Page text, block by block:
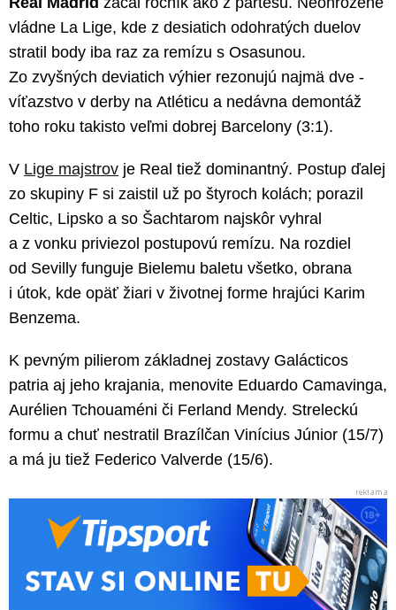
vládne La Lige, kde z desiatich odohratých duelov
stratil body iba raz za remízu s Osasunou.
Zo zvyšných deviatich výhier rezonujú najmä dve -
víťazstvo v derby na Atléticu a nedávna demontáž
toho roku takisto veľmi dobrej Barcelony (3:1).
V Lige majstrov je Real tiež dominantný. Postup ďalej
zo skupiny F si zaistil už po štyroch kolách; porazil
Celtic, Lipsko a so Šachtarom najskôr vyhral
a z vonku priviezol postupovú remízu. Na rozdiel
od Sevilly funguje Bielemu baletu všetko, obrana
i útok, kde opäť žiari v životnej forme hrajúci Karim
Benzema.
K pevným pilierom základnej zostavy Galácticos
patria aj jeho krajania, menovite Eduardo Camavinga,
Aurélien Tchouaméni či Ferland Mendy. Streleckú
formu a chuť nestratil Brazílčan Vinícius Júnior (15/7)
a má ju tiež Federico Valverde (15/6).